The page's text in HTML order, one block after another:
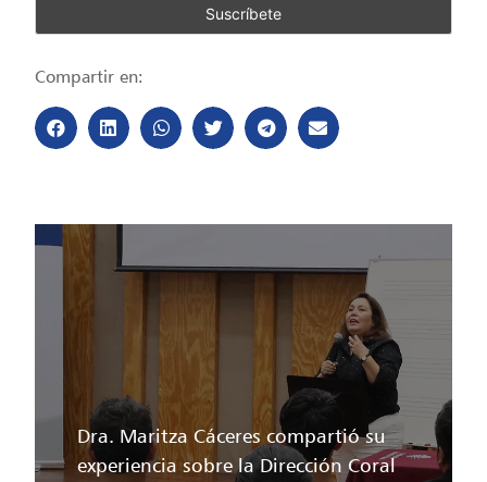
Compartir en:
Dra. Maritza Cáceres compartió su
experiencia sobre la Dirección Coral